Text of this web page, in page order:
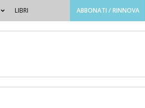
LIBRI ABBONATI / RINNOVA